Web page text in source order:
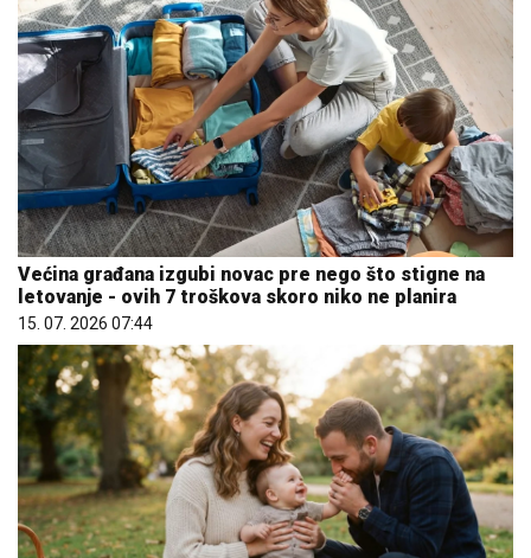
Većina građana izgubi novac pre nego što stigne na
letovanje - ovih 7 troškova skoro niko ne planira
15. 07. 2026 07:44